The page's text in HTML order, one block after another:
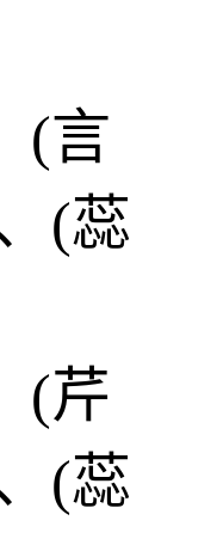
(言
(蕊
(芹
(蕊